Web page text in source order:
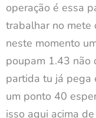
operação é essa
trabalhar no mete
neste momento
poupam 1.43 não
partida tu já pega
um ponto 40
isso aqui acima